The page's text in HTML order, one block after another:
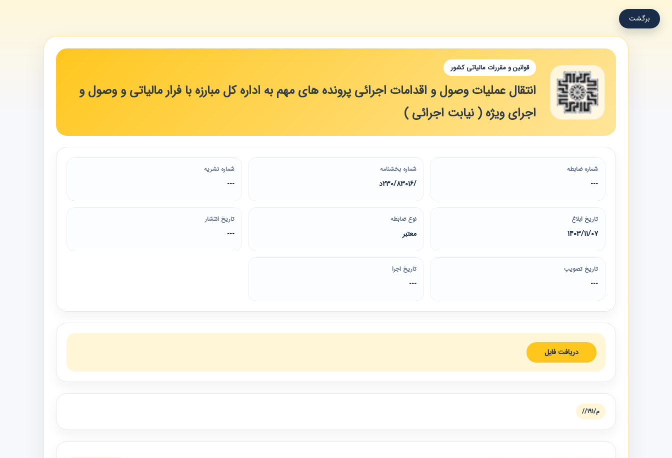
برگشت
قوانین و مقررات مالیاتی کشور
انتقال عملیات وصول و اقدامات اجرائی پرونده های مهم به اداره کل مبارزه با فرار مالیاتی و وصول و
اجرای ویژه ( نیابت اجرائی )
شماره ضابطه
---
شماره بخشنامه
/230/83016د
شماره نشریه
---
تاریخ ابلاغ
1403/11/07
نوع ضابطه
معتبر
تاریخ انتشار
---
تاریخ تصویب
---
تاریخ اجرا
---
دریافت فایل
م/191//